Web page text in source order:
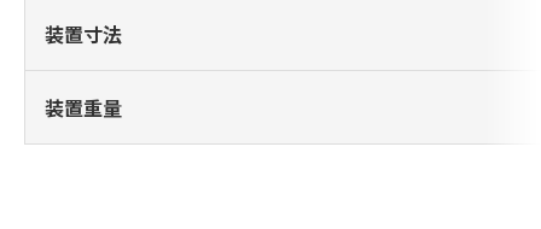
装置寸法
装置重量